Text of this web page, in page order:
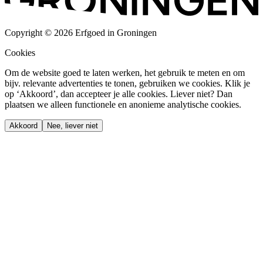
Copyright © 2026 Erfgoed in Groningen
Cookies
Om de website goed te laten werken, het gebruik te meten en om
bijv. relevante advertenties te tonen, gebruiken we cookies. Klik je
op ‘Akkoord’, dan accepteer je alle cookies. Liever niet? Dan
plaatsen we alleen functionele en anonieme analytische cookies.
Akkoord Nee, liever niet